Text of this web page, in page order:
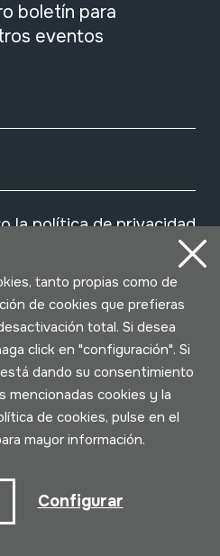
boletín para
eventos
lapolítica de privacidad
tanto propias como de
de cookies que prefieras
total. Si desea
click en "configuración". Si
dando su consentimiento
mencionadas cookies y la
de cookies, pulse en el
mayor información.
Configurar